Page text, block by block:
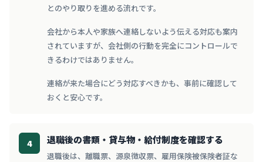
とのやり取りを進める流れです。
会社から本人や家族へ連絡しないよう伝える対応も案内
されていますが、会社側の行動を完全にコントロールで
きるわけではありません。
連絡が来た場合にどう対応すべきかも、事前に確認して
おくと安心です。
4 退職後の書類・貸与物・給付制度を確認する
退職後は、離職票、源泉徴収票、雇用保険被保険者証な